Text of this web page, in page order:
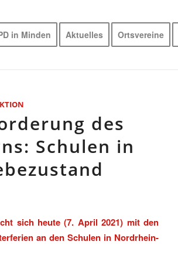
in Minden Aktuelles Ortsvereine
des
Schulen in
sich heute (7. April 2021) mit den
an den Schulen in Nordrhein-